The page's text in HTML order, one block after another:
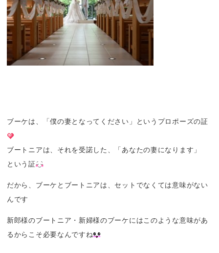
ブーケは、「僕の妻となってください」というプロポーズの証
ブートニアは、それを受諾した、「あなたの妻になります」
という証
だから、ブーケとブートニアは、セットでなくては意味がない
んです
新郎様のブートニア・新婦様のブーケにはこのような意味があ
るからこそ必要なんですね